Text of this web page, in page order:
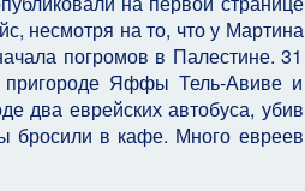
несмотря на то, что у Мартина
погромов в Палестине. 31
пригороде Яффы Тель-Авиве и
два еврейских автобуса, убив
бросили в кафе. Много евреев